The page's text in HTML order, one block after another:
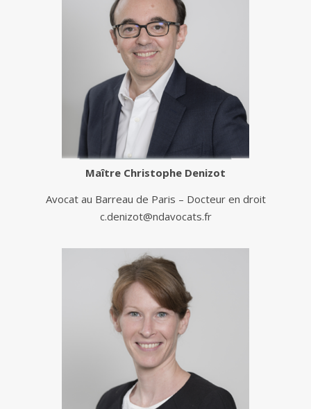
Maître Christophe Denizot
Avocat au Barreau de Paris – Docteur en droit
c.denizot@ndavocats.fr